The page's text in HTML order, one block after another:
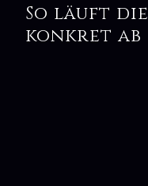
So läuft
konkret ab